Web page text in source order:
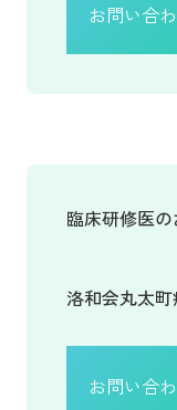
お問い合
臨床研修医
洛和会丸太
お問い合